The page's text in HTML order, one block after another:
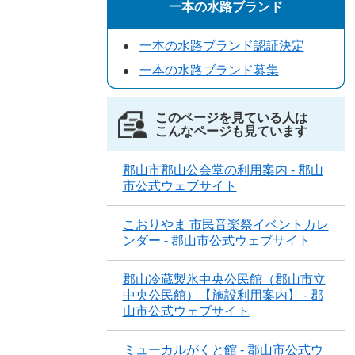
一本の水路ブランド
一本の水路ブランド認証決定
一本の水路ブランド募集
このページを見ている人は
こんなページも見ています
郡山市郡山公会堂の利用案内 - 郡山
市公式ウェブサイト
こおりやま 市民音楽祭イベントカレ
ンダー - 郡山市公式ウェブサイト
郡山冷蔵製氷中央公民館（郡山市立
中央公民館）【施設利用案内】 - 郡
山市公式ウェブサイト
ミューカルがくと館 - 郡山市公式ウ